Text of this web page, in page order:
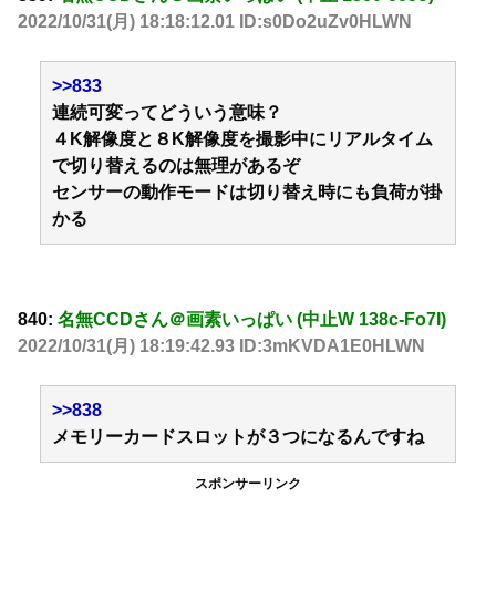
2022/10/31(月) 18:18:12.01 ID:s0Do2uZv0HLWN
>>833
連続可変ってどういう意味？
４K解像度と８K解像度を撮影中にリアルタイム
で切り替えるのは無理があるぞ
センサーの動作モードは切り替え時にも負荷が掛
かる
840: 名無CCDさん＠画素いっぱい (中止W 138c-Fo7I)
2022/10/31(月) 18:19:42.93 ID:3mKVDA1E0HLWN
>>838
メモリーカードスロットが３つになるんですね
スポンサーリンク